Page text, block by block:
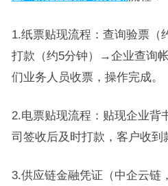
1.纸票贴现流程：查询验票
打款（约5分钟）→企业查询
们业务人员收票，操作完成。
2.电票贴现流程：贴现企业背
司签收后及时打款，客户收到
3.供应链金融凭证（中企云链